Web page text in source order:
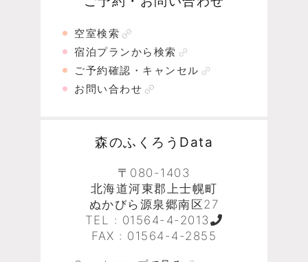
空室検索
宿泊プランから検索
ご予約確認・キャンセル
お問い合わせ
森のふくろうData
〒080-1403
北海道河東郡上士幌町
ぬかびら源泉郷南区27
TEL : 01564-4-2013
FAX : 01564-4-2855